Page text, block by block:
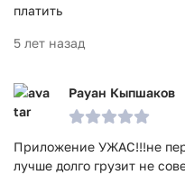
платить
5 лет назад
Рауан Кыпшаков
Приложение УЖАС!!!не
лучше долго грузит не